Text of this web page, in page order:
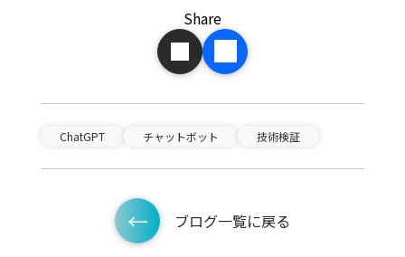
Share
ChatGPT チャットボット 技術検証
ブログ一覧に戻る